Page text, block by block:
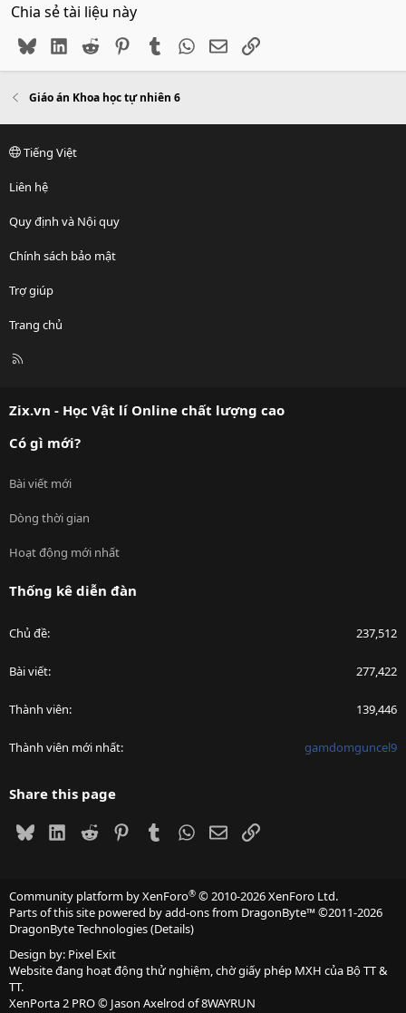
Chia sẻ tài liệu này
BlueskyLinkedIn
Reddit PinterestTumblr WhatsApp
EmailLink
Giáo án Khoa học tự nhiên 6
Tiếng Việt
Liên hệ
Quy định và Nội quy
Chính sách bảo mật
Trợ giúp
Trang chủ
R
Zix.vn - Học Vật lí Online chất lượng cao
Có gì mới?
Bài viết mới
Dòng thời gian
Hoạt động mới nhất
Thống kê diễn đàn
Chủ đề 237,512
Bài viết 277,422
Thành viên 139,446
Thành viên mới nhất gamdomguncel9
Share this page
BlueskyLinkedIn
Reddit PinterestTumblrWhatsApp
EmailLink
Community platform by XenForo® © 2010-2026 XenForo Ltd.
Parts of this site powered byadd-ons from DragonByte™©2011-2026
DragonByte Technologies(Details)
Design by: Pixel Exit
Website đang hoạt động thử nghiệm, chờ giấy phép MXH của Bộ TT &
TT.
XenPorta 2 PRO© Jason Axelrod of8WAYRUN